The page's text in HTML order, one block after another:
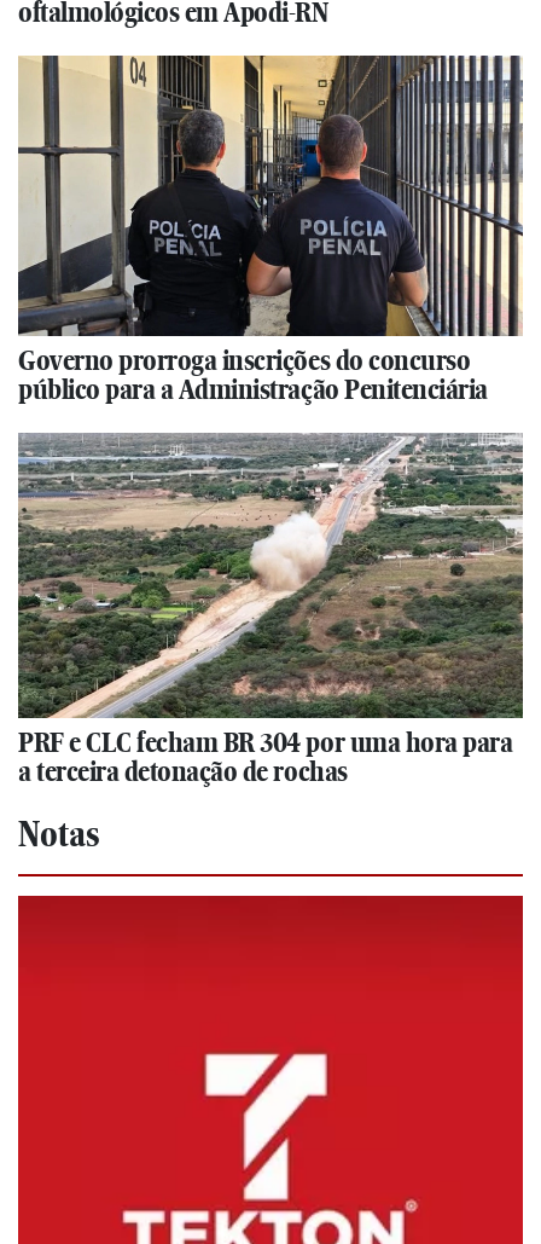
oftalmológicos em Apodi-RN
Governo prorroga inscrições do concurso
público para a Administração Penitenciária
PRF e CLC fecham BR 304 por uma hora para
a terceira detonação de rochas
Notas